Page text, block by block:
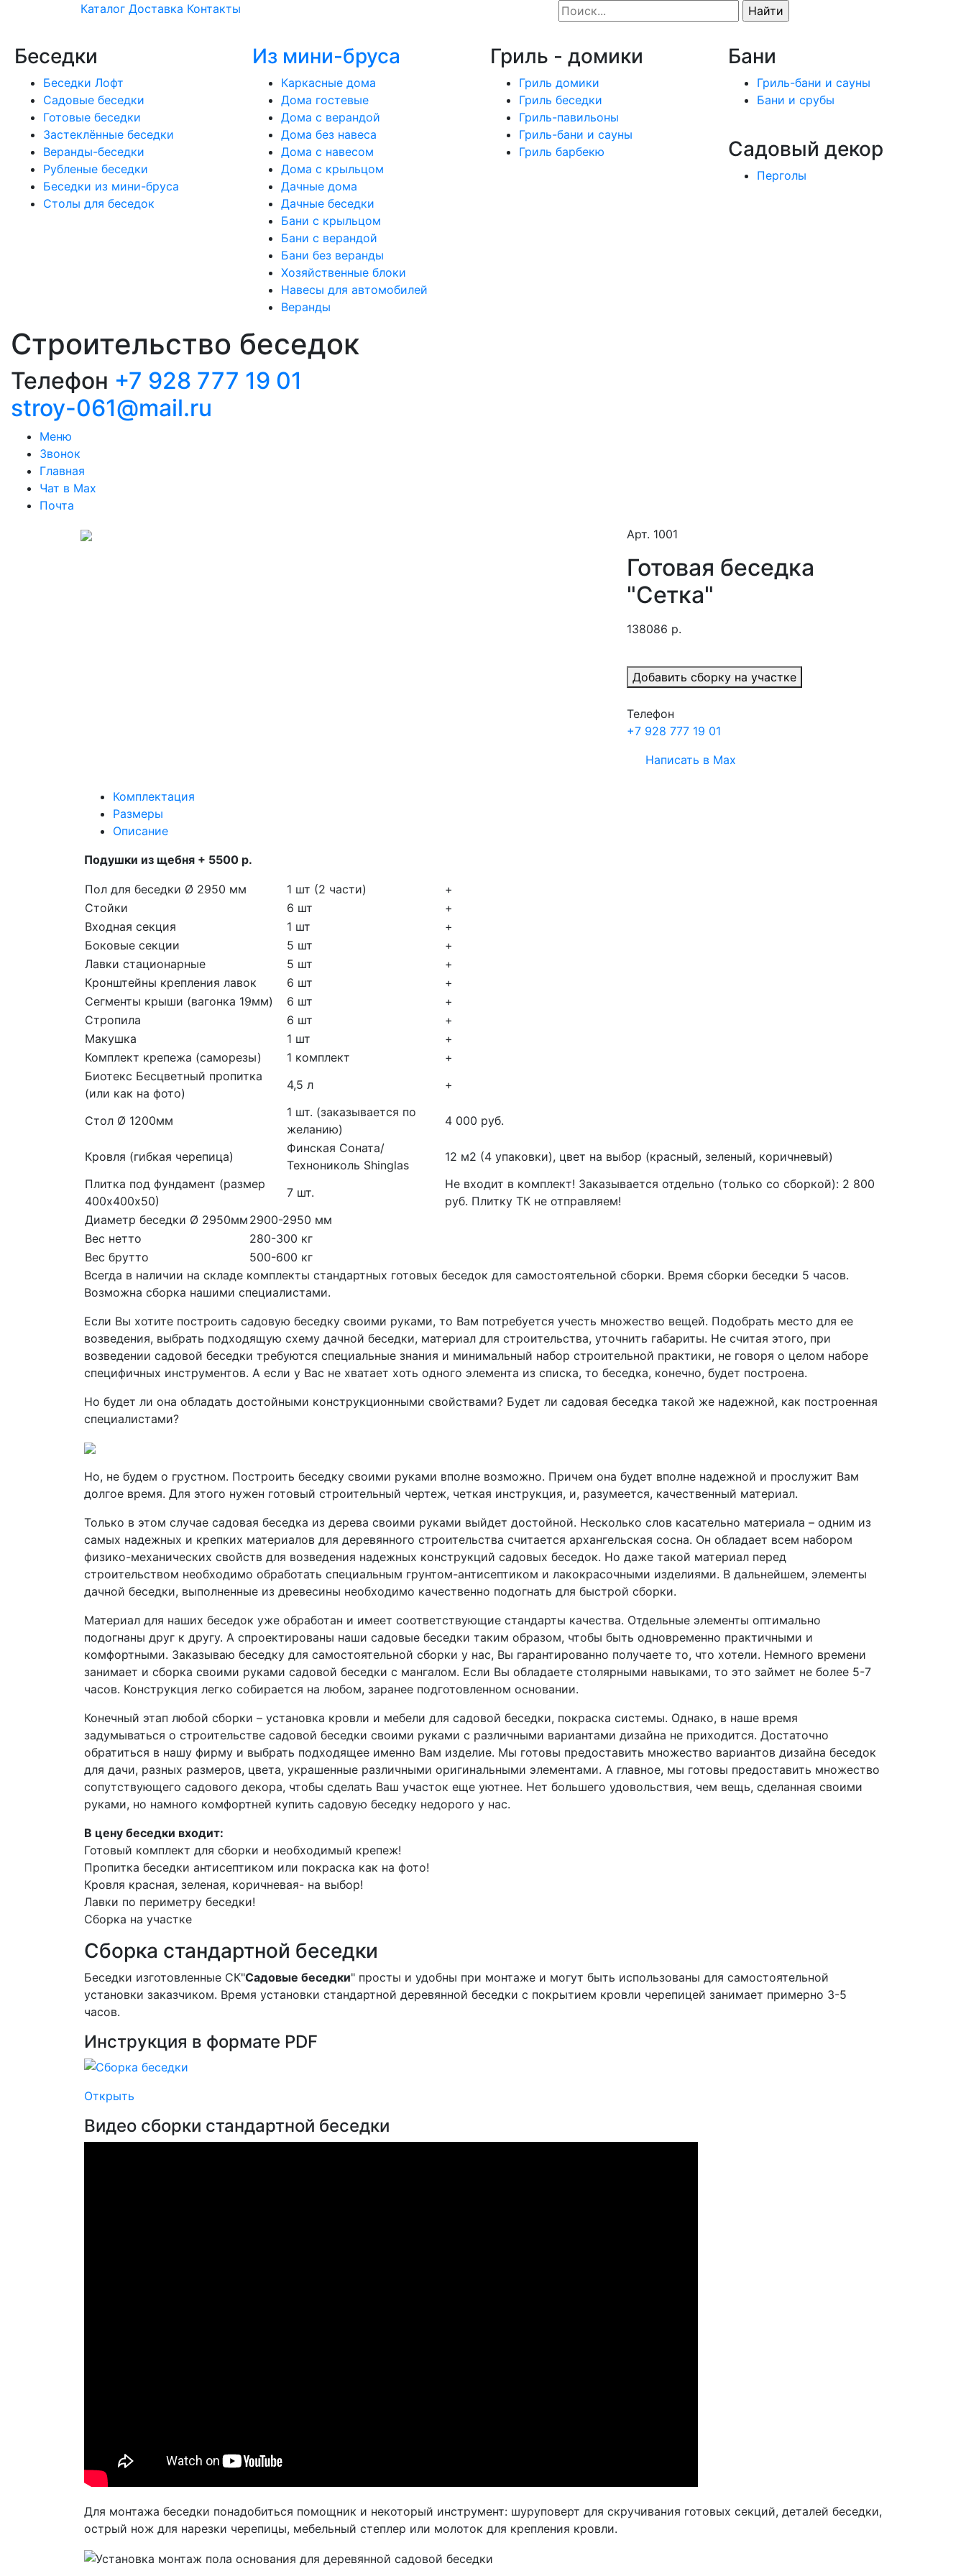
Каталог Доставка Контакты
Беседки
Беседки Лофт
Садовые беседки
Готовые беседки
Застеклённые беседки
Веранды-беседки
Рубленые беседки
Беседки из мини-бруса
Столы для беседок
Из мини-бруса
Каркасные дома
Дома гостевые
Дома с верандой
Дома без навеса
Дома с навесом
Дома с крыльцом
Дачные дома
Дачные беседки
Бани с крыльцом
Бани с верандой
Бани без веранды
Хозяйственные блоки
Навесы для автомобилей
Веранды
Гриль - домики
Гриль домики
Гриль беседки
Гриль-павильоны
Гриль-бани и сауны
Гриль барбекю
Бани
Гриль-бани и сауны
Бани и срубы
Садовый декор
Перголы
Строительство беседок
Телефон +7 928 777 19 01
stroy-061@mail.ru
Меню
Звонок
Главная
Чат в Max
Почта
Арт. 1001
Готовая беседка
"Сетка"
138086 р.
Добавить сборку на участке
Телефон
+7 928 777 19 01
Написать в Max
Комплектация
Размеры
Описание
Подушки из щебня + 5500 р.
Пол для беседки Ø 2950 мм 1 шт (2 части)
+
Стойки
6 шт
+
Входная секция
1 шт
+
Боковые секции
5 шт
+
Лавки стационарные
5 шт
+
Кронштейны крепления лавок
6 шт
+
Сегменты крыши (вагонка 19мм)
6 шт
+
Стропила
6 шт
+
Макушка
1 шт
+
Комплект крепежа (саморезы)
1 комплект
+
Биотекс Бесцветный пропитка
(или как на фото)
4,5 л +
Стол Ø 1200мм
1 шт. (заказывается по
желанию)
4 000 руб.
Кровля (гибкая черепица)
Финская Соната/
Технониколь Shinglas
12 м2 (4 упаковки), цвет на выбор (красный, зеленый, коричневый)
Плитка под фундамент (размер
400х400х50)
7 шт.
Не входит в комплект! Заказывается отдельно (только со сборкой): 2 800
руб. Плитку ТК не отправляем!
Диаметр беседки Ø 2950мм 2900-2950 мм
Вес нетто
280-300 кг
Вес брутто
500-600 кг
Всегда в наличии на складе комплекты стандартных готовых беседок для самостоятельной сборки. Время сборки беседки 5 часов.
Возможна сборка нашими специалистами.
Если Вы хотите построить садовую беседку своими руками, то Вам потребуется учесть множество вещей. Подобрать место для ее
возведения, выбрать подходящую схему дачной беседки, материал для строительства, уточнить габариты. Не считая этого, при
возведении садовой беседки требуются специальные знания и минимальный набор строительной практики, не говоря о целом наборе
специфичных инструментов. А если у Вас не хватает хоть одного элемента из списка, то беседка, конечно, будет построена.
Но будет ли она обладать достойными конструкционными свойствами? Будет ли садовая беседка такой же надежной, как построенная
специалистами?
Но, не будем о грустном. Построить беседку своими руками вполне возможно. Причем она будет вполне надежной и прослужит Вам
долгое время. Для этого нужен готовый строительный чертеж, четкая инструкция, и, разумеется, качественный материал.
Только в этом случае садовая беседка из дерева своими руками выйдет достойной. Несколько слов касательно материала – одним из
самых надежных и крепких материалов для деревянного строительства считается архангельская сосна. Он обладает всем набором
физико-механических свойств для возведения надежных конструкций садовых беседок. Но даже такой материал перед
строительством необходимо обработать специальным грунтом-антисептиком и лакокрасочными изделиями. В дальнейшем, элементы
дачной беседки, выполненные из древесины необходимо качественно подогнать для быстрой сборки.
Материал для наших беседок уже обработан и имеет соответствующие стандарты качества. Отдельные элементы оптимально
подогнаны друг к другу. А спроектированы наши садовые беседки таким образом, чтобы быть одновременно практичными и
комфортными. Заказываю беседку для самостоятельной сборки у нас, Вы гарантированно получаете то, что хотели. Немного времени
занимает и сборка своими руками садовой беседки с мангалом. Если Вы обладаете столярными навыками, то это займет не более 5-7
часов. Конструкция легко собирается на любом, заранее подготовленном основании.
Конечный этап любой сборки – установка кровли и мебели для садовой беседки, покраска системы. Однако, в наше время
задумываться о строительстве садовой беседки своими руками с различными вариантами дизайна не приходится. Достаточно
обратиться в нашу фирму и выбрать подходящее именно Вам изделие. Мы готовы предоставить множество вариантов дизайна беседок
для дачи, разных размеров, цвета, украшенные различными оригинальными элементами. А главное, мы готовы предоставить множество
сопутствующего садового декора, чтобы сделать Ваш участок еще уютнее. Нет большего удовольствия, чем вещь, сделанная своими
руками, но намного комфортней купить садовую беседку недорого у нас.
В цену беседки входит:
Готовый комплект для сборки и необходимый крепеж!
Пропитка беседки антисептиком или покраска как на фото!
Кровля красная, зеленая, коричневая- на выбор!
Лавки по периметру беседки!
Сборка на участке
Сборка стандартной беседки
Беседки изготовленные СК"Садовые беседки" просты и удобны при монтаже и могут быть использованы для самостоятельной
установки заказчиком. Время установки стандартной деревянной беседки с покрытием кровли черепицей занимает примерно 3-5
часов.
Инструкция в формате PDF
Открыть
Видео сборки стандартной беседки
Для монтажа беседки понадобиться помощник и некоторый инструмент: шуруповерт для скручивания готовых секций, деталей беседки,
острый нож для нарезки черепицы, мебельный степлер или молоток для крепления кровли.